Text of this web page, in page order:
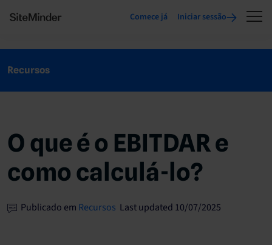
Comece já Iniciar sessão
Recursos
O que é o EBITDAR e
como calculá-lo?
Publicado em Recursos Last updated 10/07/2025